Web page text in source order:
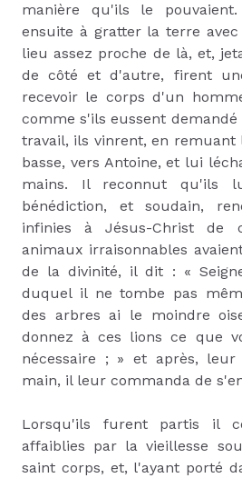
manière qu'ils le
ensuite à gratter la terre
lieu assez proche de là, et,
de côté et d'autre, firent
recevoir le corps d'un
comme s'ils eussent
travail, ils vinrent, en remuant
basse, vers Antoine, et lui
mains. Il reconnut qu'ils
bénédiction, et soudain,
infinies à Jésus-Christ de
animaux irraisonnables
de la divinité, il dit : «
duquel il ne tombe pas
des arbres ai le moindre
donnez à ces lions ce que
nécessaire ; » et après,
main, il leur commanda de
Lorsqu'ils furent partis il
affaiblies par la vieillesse
saint corps, et, l'ayant porté